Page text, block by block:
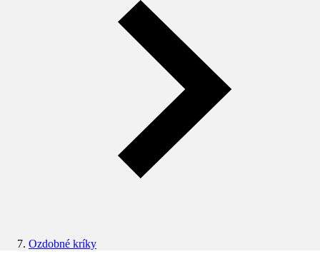
Ozdobné kríky